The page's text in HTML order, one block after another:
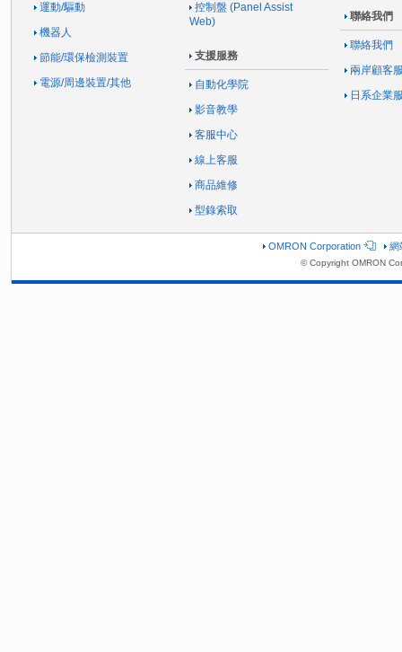
運動/驅動
機器人
節能/環保檢測裝置
電源/周邊裝置/其他
控制盤 (Panel Assist
Web)
支援服務
自動化學院
影音教學
客服中心
線上客服
商品維修
型錄索取
聯絡我們
聯絡我們
兩岸顧客
日系企業
OMRON Corporation 網
© Copyright OMRON